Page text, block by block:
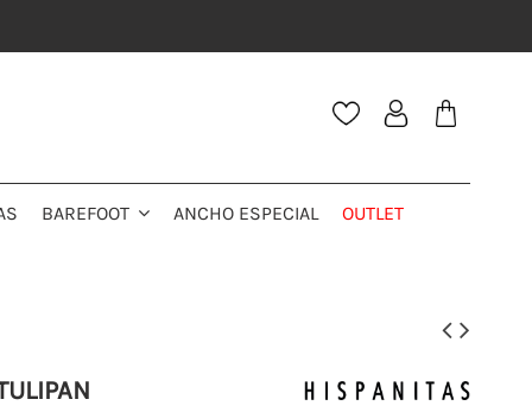
BAREFOOT ANCHO ESPECIAL OUTLET